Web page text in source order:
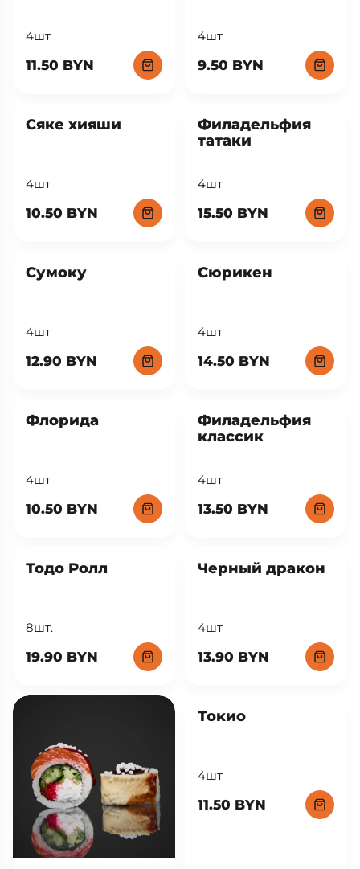
4шт
11.50 BYN
4шт
9.50 BYN
Сяке хияши
4шт
10.50 BYN
Филадельфия
татаки
4шт
15.50 BYN
Сумоку
4шт
12.90 BYN
Сюрикен
4шт
14.50 BYN
Флорида
4шт
10.50 BYN
Филадельфия
классик
4шт
13.50 BYN
Тодо Ролл
8шт.
19.90 BYN
Черный дракон
4шт
13.90 BYN
Токио
4шт
11.50 BYN